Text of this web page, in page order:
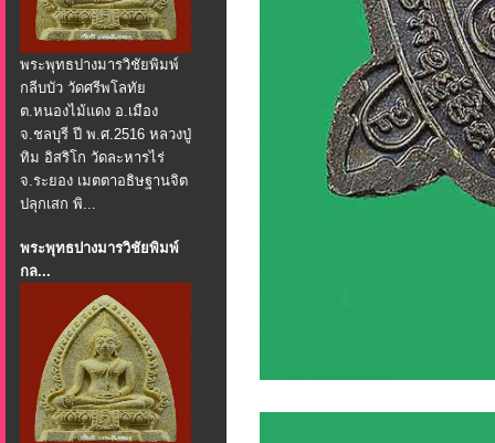
พระพุทธปางมารวิชัยพิมพ์
กลีบบัว วัดศรีพโลทัย
ต.หนองไม้แดง อ.เมือง
จ.ชลบุรี ปี พ.ศ.2516 หลวงปู่
ทิม อิสริโก วัดละหารไร่
จ.ระยอง เมตตาอธิษฐานจิต
ปลุกเสก พิ...
พระพุทธปางมารวิชัยพิมพ์
กล...